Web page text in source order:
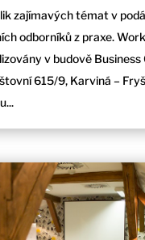
zajímavých témat v
odborníků z praxe.
v budově Business
615/9, Karviná –